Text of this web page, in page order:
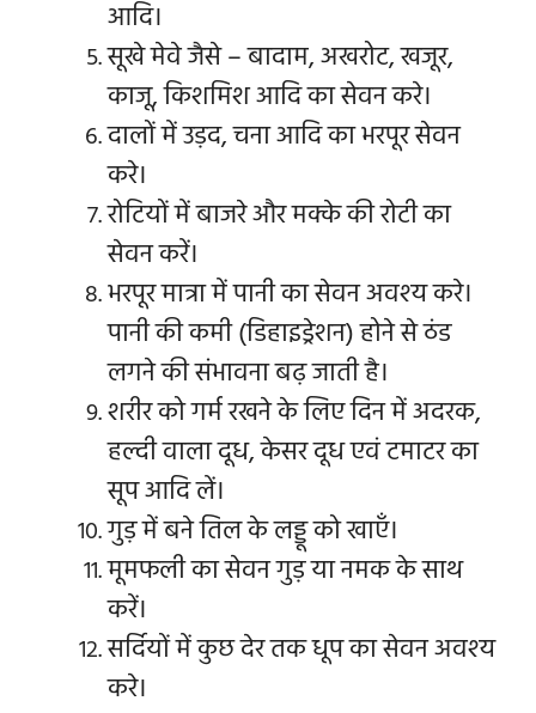
आदि।
सूखे मेवे जैसे – बादाम, अखरोट, खजूर,
काजू, किशमिश आदि का सेवन करे।
दालों में उड़द, चना आदि का भरपूर सेवन
करे।
रोटियों में बाजरे और मक्के की रोटी का
सेवन करें।
भरपूर मात्रा में पानी का सेवन अवश्य करे।
पानी की कमी (डिहाइड्रेशन) होने से ठंड
लगने की संभावना बढ़ जाती है।
शरीर को गर्म रखने के लिए दिन में अदरक,
हल्दी वाला दूध, केसर दूध एवं टमाटर का
सूप आदि लें।
गुड़ में बने तिल के लड्डू को खाएँ।
मूमफली का सेवन गुड़ या नमक के साथ
करें।
सर्दियों में कुछ देर तक धूप का सेवन अवश्य
करे।